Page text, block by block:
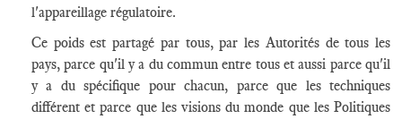
l'appareillage régulatoire.
Ce poids est partagé par tous, par les Autorités de tous les
pays, parce qu'il y a du commun entre tous et aussi parce qu'il
y a du spécifique pour chacun, parce que les techniques
différent et parce que les visions du monde que les Politiques